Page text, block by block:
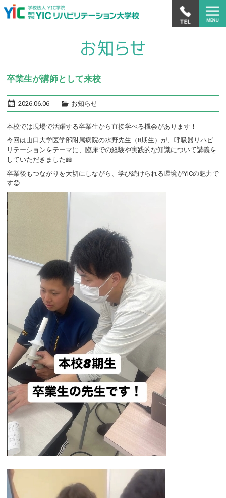
卒業生が講師として来校
2026.06.06 お知らせ
本校では現場で活躍する卒業生から直接学べる機会があります！
今回は山口大学医学部附属病院の水野先生（8期生）が、呼吸器リハビ
リテーションをテーマに、臨床での経験や実践的な知識について講義を
していただきました📖
卒業後もつながりを大切にしながら、学び続けられる環境がYICの魅力で
す😊